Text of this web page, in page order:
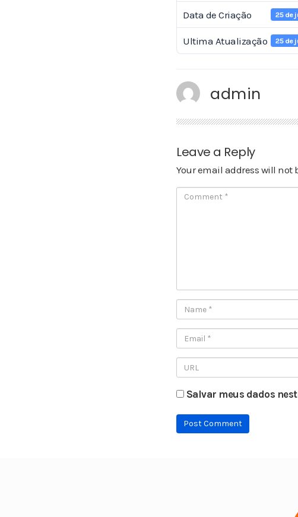
Data de Criação 25 de
Ultima Atualização 25 de
admin
Leave a Reply
Your email address will not
Salvar meus dados